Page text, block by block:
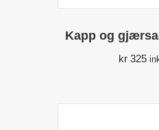
Kapp og
kr 325